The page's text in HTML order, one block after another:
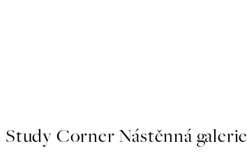
Study Corner Nástěnná galerie